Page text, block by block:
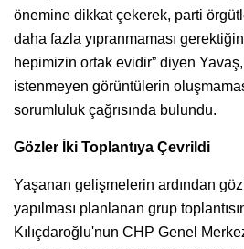
önemine dikkat çekerek, parti
daha fazla yıpranmaması
hepimizin ortak evidir” diyen
istenmeyen görüntülerin
sorumluluk çağrısında bulundu.
Gözler İki Toplantıya Çevrildi
Yaşanan gelişmelerin ardından
yapılması planlanan grup
Kılıçdaroğlu'nun CHP Genel